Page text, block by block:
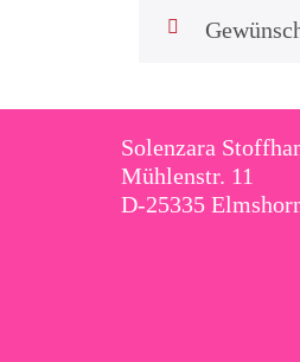
Solenzara
Mühlenstr. 11
D-25335